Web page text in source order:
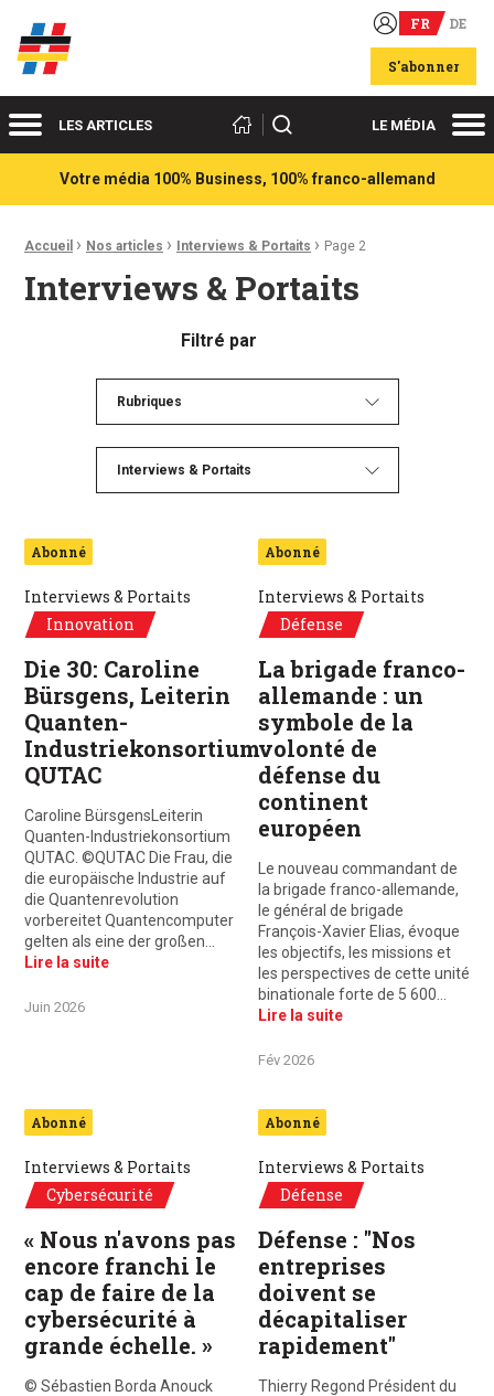
Acteurs du franco-allemand FR DE
S'abonner
MenuLES ARTICLES Rechercher LE MÉDIA
Votre média 100% Business, 100% franco-allemand
Fil d'Ariane :
Accueil › Nos articles › Interviews & Portaits › Page 2
Interviews & Portaits
Filtré par
Rubriques
Interviews & Portaits
Abonné
Interviews & Portaits
Innovation
Die 30: Caroline
Bürsgens, Leiterin
Quanten-
Industriekonsortium
QUTAC
Caroline BürsgensLeiterin
Quanten-Industriekonsortium
QUTAC. ©QUTAC Die Frau, die
die europäische Industrie auf
die Quantenrevolution
vorbereitet Quantencomputer
gelten als eine der großen…
Lire la suite
Juin 2026
Abonné
Interviews & Portaits
Défense
La brigade franco-
allemande : un
symbole de la
volonté de
défense du
continent
européen
Le nouveau commandant de
la brigade franco-allemande,
le général de brigade
François-Xavier Elias, évoque
les objectifs, les missions et
les perspectives de cette unité
binationale forte de 5 600…
Lire la suite
Fév 2026
Abonné
Interviews & Portaits
Cybersécurité
« Nous n'avons pas
encore franchi le
cap de faire de la
cybersécurité à
grande échelle. »
© Sébastien Borda Anouck
Abonné
Interviews & Portaits
Défense
Défense : "Nos
entreprises
doivent se
décapitaliser
rapidement"
Thierry Regond Président du